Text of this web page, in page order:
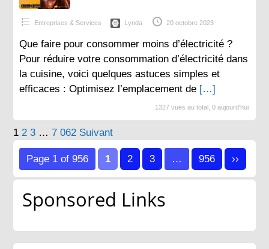
Entreprises & Services Lynda 20 octobre 2023
Que faire pour consommer moins d’électricité ?
Pour réduire votre consommation d’électricité dans
la cuisine, voici quelques astuces simples et
efficaces : Optimisez l’emplacement de […]
1327 vues au total, 0 aujourd'hui
Pagination
des
publications
1 2 3 … 7 062 Suivant
Page 1 of 956 1 2 3 … 956 ››
Sponsored Links